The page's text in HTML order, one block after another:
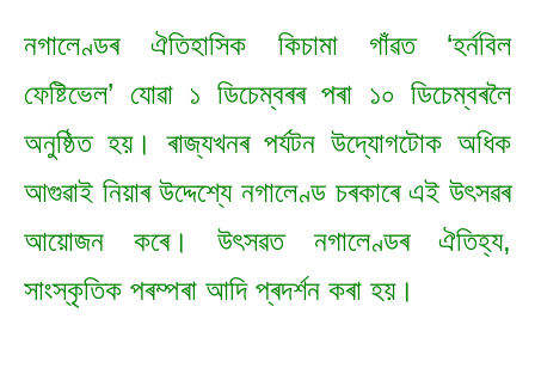
নগালেণ্ডৰ ঐতিহাসিক কিচামা গাঁৱত ‘হৰ্নবিল
ফেষ্টিভেল’ যোৱা ১ ডিচেম্বৰৰ পৰা ১০ ডিচেম্বৰলৈ
অনুষ্ঠিত হয়। ৰাজ্যখনৰ পৰ্যটন উদ্যোগটোক অধিক
আগুৱাই নিয়াৰ উদ্দেশ্যে নগালেণ্ড চৰকাৰে এই উৎসৱৰ
আয়োজন কৰে। উৎসৱত নগালেণ্ডৰ ঐতিহ্য,
সাংস্কৃতিক পৰম্পৰা আদি প্ৰদৰ্শন কৰা হয়।